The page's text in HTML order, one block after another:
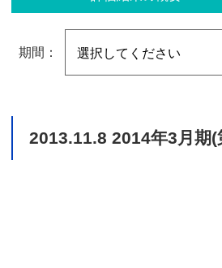
期間：
2013.11.8 2014年3月期